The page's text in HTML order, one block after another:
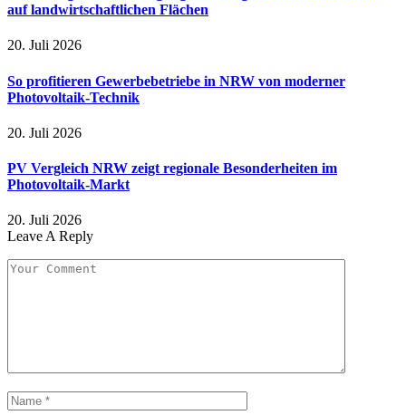
auf landwirtschaftlichen Flächen
20. Juli 2026
So profitieren Gewerbebetriebe in NRW von moderner
Photovoltaik-Technik
20. Juli 2026
PV Vergleich NRW zeigt regionale Besonderheiten im
Photovoltaik-Markt
20. Juli 2026
Leave A Reply